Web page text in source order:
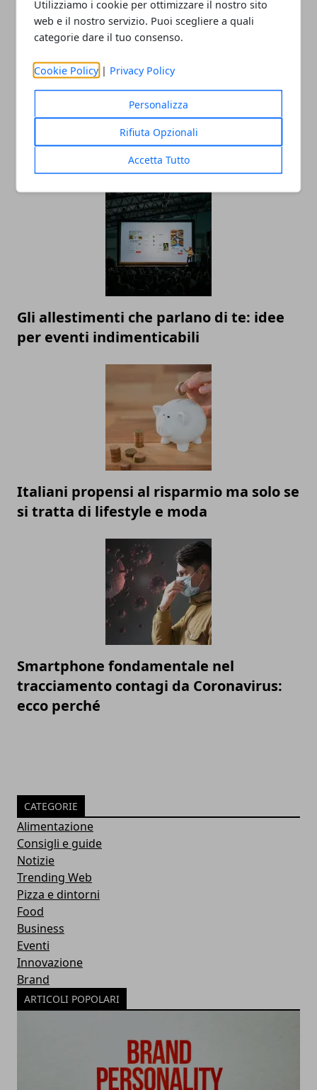
Utilizziamo i cookie per ottimizzare il nostro sito
web e il nostro servizio. Puoi scegliere a quali
categorie dare il tuo consenso.
Cookie Policy | Privacy Policy
Personalizza
Rifiuta Opzionali
Accetta Tutto
Redazione
Gli allestimenti che parlano di te: idee
per eventi indimenticabili
Italiani propensi al risparmio ma solo se
si tratta di lifestyle e moda
Smartphone fondamentale nel
tracciamento contagi da Coronavirus:
ecco perché
CATEGORIE
Alimentazione
Consigli e guide
Notizie
Trending Web
Pizza e dintorni
Food
Business
Eventi
Innovazione
Brand
ARTICOLI POPOLARI